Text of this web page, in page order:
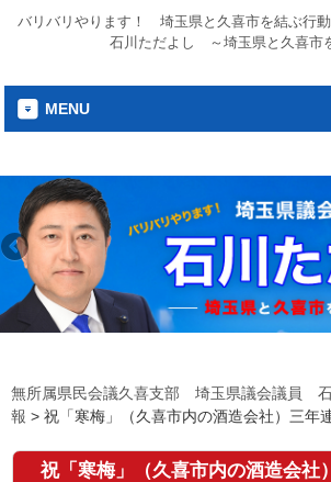
バリバリやります！ 埼玉県と久喜市を結ぶ行
石川ただよし ～埼玉県と久喜市
MENU
無所属県民会議久喜支部 埼玉県議会議員
報 > 祝「寒梅」（久喜市内の酒造会社）三年
祝「寒梅」（久喜市内の酒造会社